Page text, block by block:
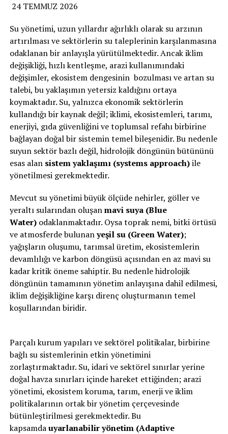
24 TEMMUZ 2026
Su yönetimi, uzun yıllardır ağırlıklı olarak su arzının
artırılması ve sektörlerin su taleplerinin karşılanmasına
odaklanan bir anlayışla yürütülmektedir. Ancak iklim
değişikliği, hızlı kentleşme, arazi kullanımındaki
değişimler, ekosistem dengesinin bozulması ve artan su
talebi, bu yaklaşımın yetersiz kaldığını ortaya
koymaktadır. Su, yalnızca ekonomik sektörlerin
kullandığı bir kaynak değil; iklimi, ekosistemleri, tarımı,
enerjiyi, gıda güvenliğini ve toplumsal refahı birbirine
bağlayan doğal bir sistemin temel bileşenidir. Bu nedenle
suyun sektör bazlı değil, hidrolojik döngünün bütününü
esas alan sistem yaklaşımı (systems approach)ile
yönetilmesi gerekmektedir.
Mevcut su yönetimi büyük ölçüde nehirler, göller ve
yeraltı sularından oluşanmavi suya (Blue
Water)odaklanmaktadır. Oysa toprak nemi, bitki örtüsü
ve atmosferde bulunanyeşil su (Green Water);
yağışların oluşumu, tarımsal üretim, ekosistemlerin
devamlılığı ve karbon döngüsü açısından en az mavi su
kadar kritik öneme sahiptir. Bu nedenle hidrolojik
döngünün tamamının yönetim anlayışına dahil edilmesi,
iklim değişikliğine karşı direnç oluşturmanın temel
koşullarından biridir.
Parçalı kurum yapıları ve sektörel politikalar, birbirine
bağlı su sistemlerinin etkin yönetimini
zorlaştırmaktadır. Su, idari ve sektörel sınırlar yerine
doğal havza sınırları içinde hareket ettiğinden; arazi
yönetimi, ekosistem koruma, tarım, enerji ve iklim
politikalarının ortak bir yönetim çerçevesinde
bütünleştirilmesi gerekmektedir. Bu
kapsamdauyarlanabilir yönetim (Adaptive